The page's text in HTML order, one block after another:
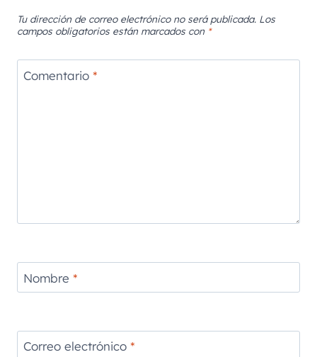
Tu dirección de correo electrónico no será publicada. Los
campos obligatorios están marcados con *
Comentario *
Nombre *
Correo electrónico *